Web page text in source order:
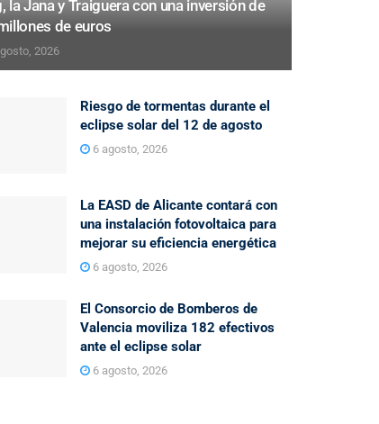
la Jana y Traiguera con una inversión de
de euros
2026
Riesgo de tormentas durante el
eclipse solar del 12 de agosto
6 agosto, 2026
La EASD de Alicante contará con
una instalación fotovoltaica para
mejorar su eficiencia energética
6 agosto, 2026
El Consorcio de Bomberos de
Valencia moviliza 182 efectivos
ante el eclipse solar
6 agosto, 2026